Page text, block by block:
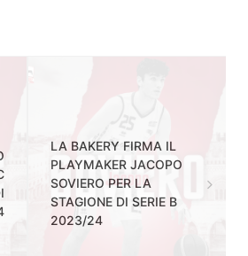
LA BAKERY FIRMA IL
PLAYMAKER JACOPO
SOVIERO PER LA
STAGIONE DI SERIE B
2023/24